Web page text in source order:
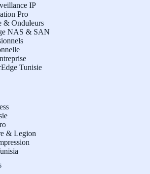
IP
Pro
& Onduleurs
NAS & SAN
Tunisie
& Legion